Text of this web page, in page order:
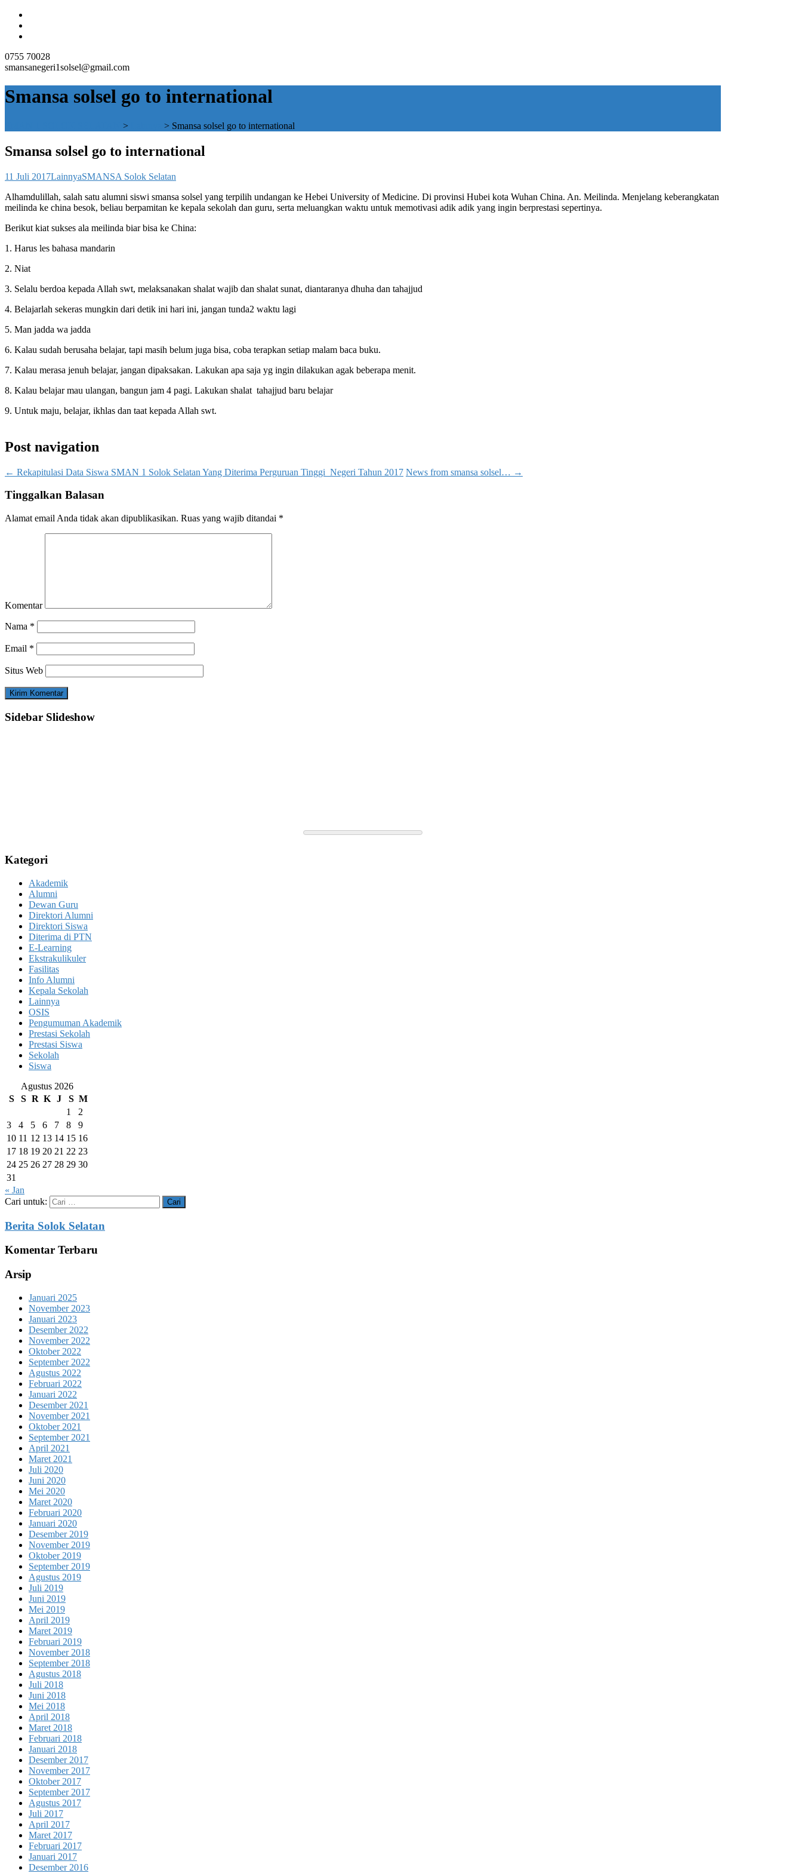
0755 70028
smansanegeri1solsel@gmail.com
Smansa solsel go to international
> > Smansa solsel go to international
Smansa solsel go to international
11 Juli 2017LainnyaSMANSA Solok Selatan
Alhamdulillah, salah satu alumni siswi smansa solsel yang terpilih undangan ke Hebei University of Medicine. Di provinsi Hubei kota Wuhan China. An. Meilinda. Menjelang keberangkatan
meilinda ke china besok, beliau berpamitan ke kepala sekolah dan guru, serta meluangkan waktu untuk memotivasi adik adik yang ingin berprestasi sepertinya.
Berikut kiat sukses ala meilinda biar bisa ke China:
1. Harus les bahasa mandarin
2. Niat
3. Selalu berdoa kepada Allah swt, melaksanakan shalat wajib dan shalat sunat, diantaranya dhuha dan tahajjud
4. Belajarlah sekeras mungkin dari detik ini hari ini, jangan tunda2 waktu lagi
5. Man jadda wa jadda
6. Kalau sudah berusaha belajar, tapi masih belum juga bisa, coba terapkan setiap malam baca buku.
7. Kalau merasa jenuh belajar, jangan dipaksakan. Lakukan apa saja yg ingin dilakukan agak beberapa menit.
8. Kalau belajar mau ulangan, bangun jam 4 pagi. Lakukan shalat tahajjud baru belajar
9. Untuk maju, belajar, ikhlas dan taat kepada Allah swt.
Post navigation
← Rekapitulasi Data Siswa SMAN 1 Solok Selatan Yang Diterima Perguruan Tinggi Negeri Tahun 2017 News from smansa solsel… →
Tinggalkan Balasan
Alamat email Anda tidak akan dipublikasikan. Ruas yang wajib ditandai *
Komentar
Nama *
Email *
Situs Web
Sidebar Slideshow
Kategori
Akademik
Alumni
Dewan Guru
Direktori Alumni
Direktori Siswa
Diterima di PTN
E-Learning
Ekstrakulikuler
Fasilitas
Info Alumni
Kepala Sekolah
Lainnya
OSIS
Pengumuman Akademik
Prestasi Sekolah
Prestasi Siswa
Sekolah
Siswa
Agustus 2026
S
S R K J S M
1
2
3
4 5 6 7 8
9
10 11 12 13 14 15 16
17 18 19 20 21 22 23
24 25 26 27 28 29 30
31
« Jan
Cari untuk:
Berita Solok Selatan
Komentar Terbaru
Arsip
Januari 2025
November 2023
Januari 2023
Desember 2022
November 2022
Oktober 2022
September 2022
Agustus 2022
Februari 2022
Januari 2022
Desember 2021
November 2021
Oktober 2021
September 2021
April 2021
Maret 2021
Juli 2020
Juni 2020
Mei 2020
Maret 2020
Februari 2020
Januari 2020
Desember 2019
November 2019
Oktober 2019
September 2019
Agustus 2019
Juli 2019
Juni 2019
Mei 2019
April 2019
Maret 2019
Februari 2019
November 2018
September 2018
Agustus 2018
Juli 2018
Juni 2018
Mei 2018
April 2018
Maret 2018
Februari 2018
Januari 2018
Desember 2017
November 2017
Oktober 2017
September 2017
Agustus 2017
Juli 2017
April 2017
Maret 2017
Februari 2017
Januari 2017
Desember 2016